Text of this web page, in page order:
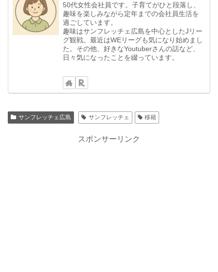
50代女性会社員です。子育てがひと段落し、
趣味を楽しみながら定年までの会社員生活を
過ごしています。
趣味はサンフレッチェ広島を中心としたJリー
グ観戦。最近はWEリーグも気になり始めまし
た。その他、好きなYoutuberさんの話など、
日々気になったことを綴っています。
サンフレッチェ広島 サンフレッチェ 移籍
スポンサーリンク